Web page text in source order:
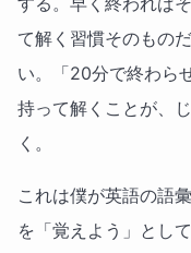
て解く習慣そのもの
い。「20分で終わら
持って解くことが、
く。
これは僕が英語の語
を「覚えよう」とし